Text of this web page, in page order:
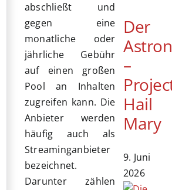
abschließt und
gegen eine
monatliche oder
jährliche Gebühr
auf einen großen
Pool an Inhalten
zugreifen kann. Die
Anbieter werden
häufig auch als
Streaminganbieter
bezeichnet.
Darunter zählen
Der
–
Hail
Mary
9. Juni
2026